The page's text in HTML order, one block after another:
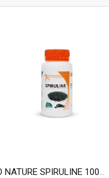
MGD NATURE SPIRULINE 100gelule